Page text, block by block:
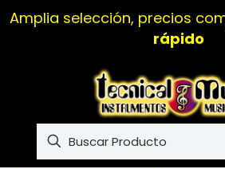
Amplia selección, precios
rápido